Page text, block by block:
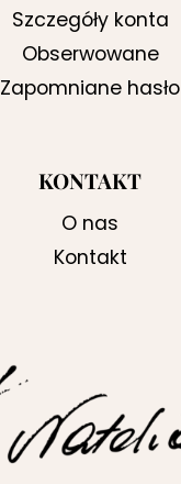
Szczegóły konta
Obserwowane
Zapomniane hasło
KONTAKT
O nas
Kontakt